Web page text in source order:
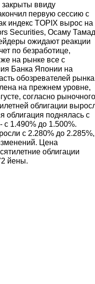
ввиду
первую сессию с
индекс TOPIX вырос на
Securities, Осаму
ожидают реакции
по безработице,
на рынке все с
Банка Японии на
обозревателей рынка
на прежнем уровне,
согласно рыночного
облигации
облигация поднялась с
с 1.490% до 1.500%.
с 2.280% до 2.285%,
Цена
облигации
йены.